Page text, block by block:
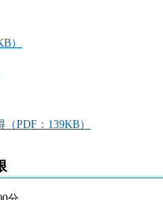
）
PDF：139KB）